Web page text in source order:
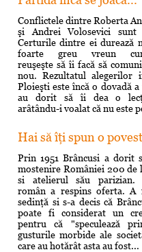
Conflictele dintre Roberta
şi Andrei Volosevici sunt
Certurile dintre ei durează
foarte greu vreun
reuşeşte să îi facă să
nou. Rezultatul alegerilor
Ploieşti este încă o dovadă
au dorit să îi dea o
arâtându-i voalat că nu este
Hai să îţi spun o
Prin 1951 Brâncusi a dorit
mostenire României 200 de
si atelierul său parizian.
român a respins oferta. A
sedinţă si s-a decis că
poate fi considerat un
pentru că "speculează
gusturile morbide ale
care au hotărât asta au fost...